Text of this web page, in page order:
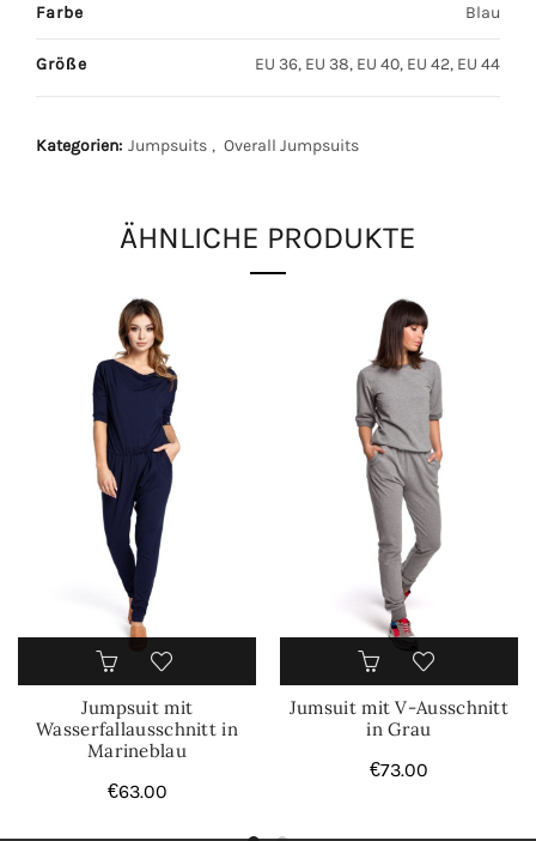
Farbe Blau
Größe EU 36, EU 38, EU 40, EU 42, EU 44
Kategorien: Jumpsuits , Overall Jumpsuits
ÄHNLICHE PRODUKTE
Jumpsuit mit
Wasserfallausschnitt in
Marineblau
€63.00
Jumsuit mit V-Ausschnitt
in Grau
€73.00